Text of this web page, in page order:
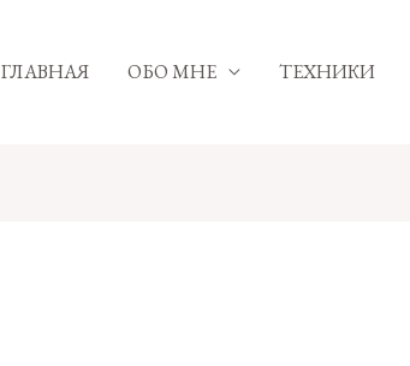
ГЛАВНАЯ ОБО МНЕ ТЕХНИКИ